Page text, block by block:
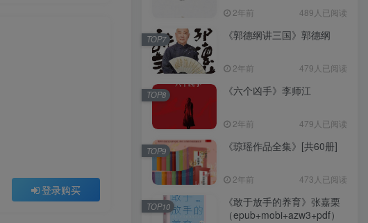
登录购买
2年前 489人已阅读
《郭德纲讲三国》郭德纲
2年前 479人已阅读
TOP7
《六个凶手》李师江
2年前 479人已阅读
TOP8
《琼瑶作品全集》[共60册]
2年前 473人已阅读
TOP9
《敢于放手的养育》张嘉栗
（epub+mobi+azw3+pdf）
TOP10